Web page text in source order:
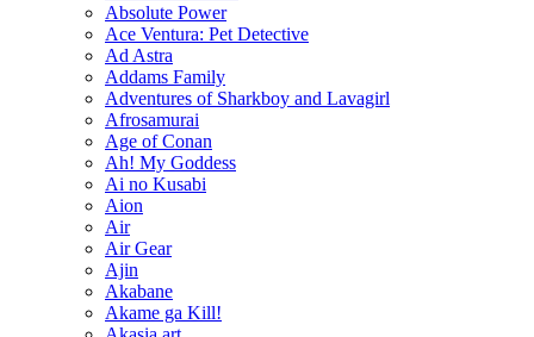
Absolute Power
Ace Ventura: Pet Detective
Ad Astra
Addams Family
Adventures of Sharkboy and Lavagirl
Afrosamurai
Age of Conan
Ah! My Goddess
Ai no Kusabi
Aion
Air
Air Gear
Ajin
Akabane
Akame ga Kill!